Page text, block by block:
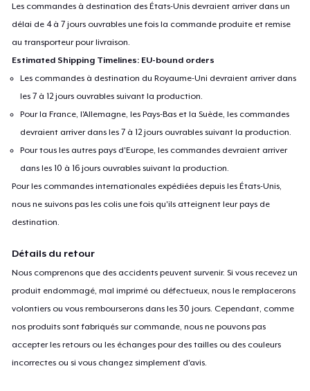
Les commandes à destination des États-Unis devraient arriver dans un
délai de 4 à 7 jours ouvrables une fois la commande produite et remise
au transporteur pour livraison.
Estimated Shipping Timelines: EU-bound orders
Les commandes à destination du Royaume-Uni devraient arriver dans
les 7 à 12 jours ouvrables suivant la production.
Pour la France, l'Allemagne, les Pays-Bas et la Suède, les commandes
devraient arriver dans les 7 à 12 jours ouvrables suivant la production.
Pour tous les autres pays d'Europe, les commandes devraient arriver
dans les 10 à 16 jours ouvrables suivant la production.
Pour les commandes internationales expédiées depuis les États-Unis,
nous ne suivons pas les colis une fois qu'ils atteignent leur pays de
destination.
Détails du retour
Nous comprenons que des accidents peuvent survenir. Si vous recevez un
produit endommagé, mal imprimé ou défectueux, nous le remplacerons
volontiers ou vous rembourserons dans les 30 jours. Cependant, comme
nos produits sont fabriqués sur commande, nous ne pouvons pas
accepter les retours ou les échanges pour des tailles ou des couleurs
incorrectes ou si vous changez simplement d'avis.